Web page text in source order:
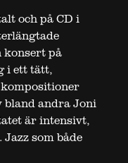
och på CD i
konsert på
i ett tätt,
andra Joni
är intensivt,
som både